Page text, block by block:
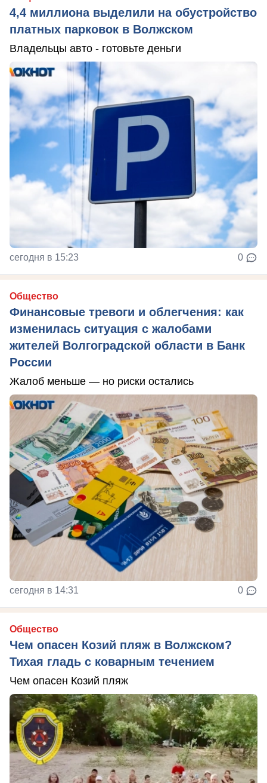
4,4 миллиона выделили на обустройство
платных парковок в Волжском
Владельцы авто - готовьте деньги
сегодня в 15:23 0
Общество
Финансовые тревоги и облегчения: как
изменилась ситуация с жалобами
жителей Волгоградской области в Банк
России
Жалоб меньше — но риски остались
сегодня в 14:31 0
Общество
Чем опасен Козий пляж в Волжском?
Тихая гладь с коварным течением
Чем опасен Козий пляж